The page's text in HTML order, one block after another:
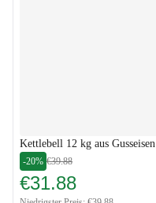
Kettlebell 12 kg aus Gusseisen
-20% €39.88
€31.88